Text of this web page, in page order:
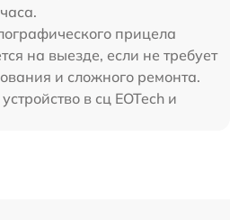
прицела
на выезде, если не требует
и сложного ремонта.
в сц EOTech и